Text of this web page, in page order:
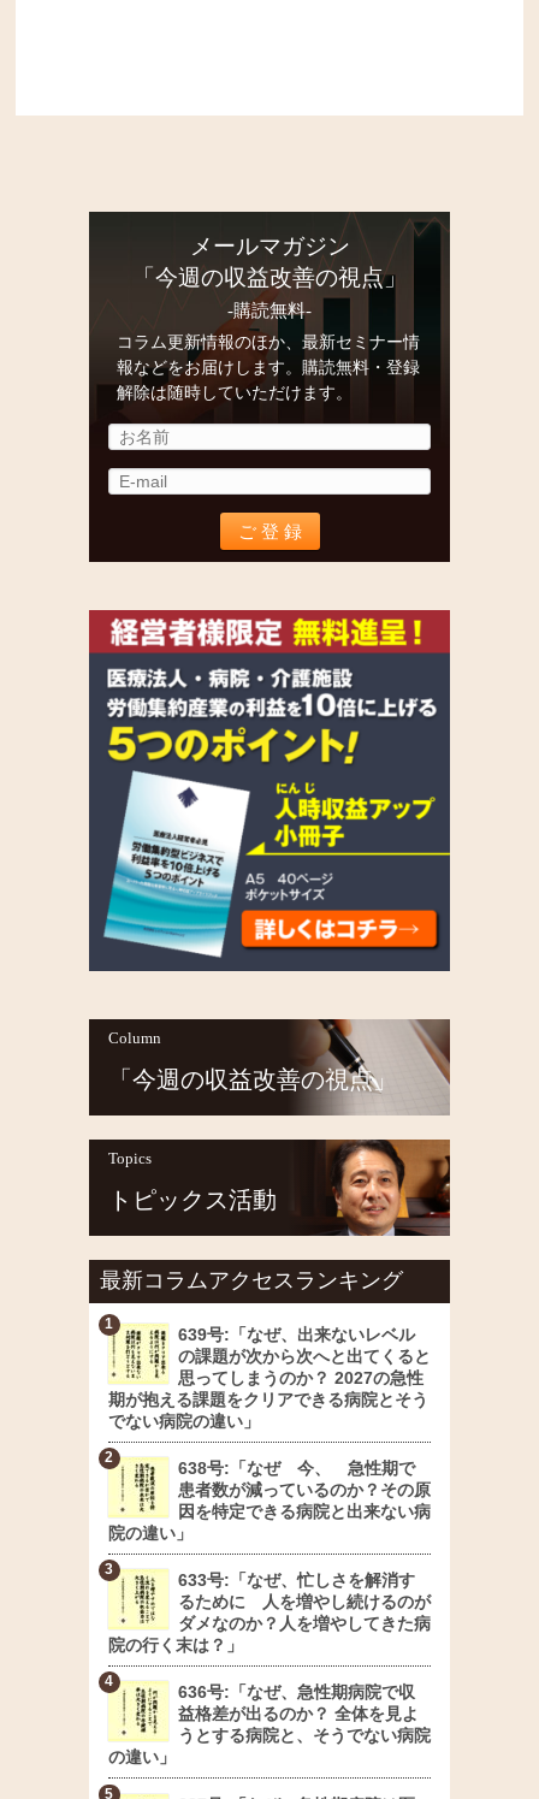
メールマガジン
「今週の収益改善の視点」
-購読無料-
コラム更新情報のほか、最新セミナー情
報などをお届けします。購読無料・登録
解除は随時していただけます。
Column
「今週の収益改善の視点」
Topics
トピックス活動
最新コラムアクセスランキング
639号:「なぜ、出来ないレベル
の課題が次から次へと出てくると
思ってしまうのか？ 2027の急性
期が抱える課題をクリアできる病院とそう
でない病院の違い」
638号:「なぜ 今、 急性期で
患者数が減っているのか？その原
因を特定できる病院と出来ない病
院の違い」
633号:「なぜ、忙しさを解消す
るために 人を増やし続けるのが
ダメなのか？人を増やしてきた病
院の行く末は？」
636号:「なぜ、急性期病院で収
益格差が出るのか？ 全体を見よ
うとする病院と、そうでない病院
の違い」